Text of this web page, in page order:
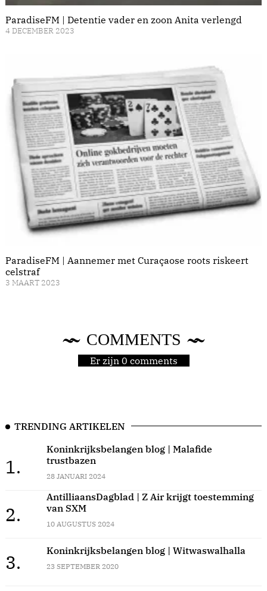
ParadiseFM | Detentie vader en zoon Anita verlengd
4 DECEMBER 2023
ParadiseFM | Aannemer met Curaçaose roots riskeert
celstraf
3 MAART 2023
COMMENTS
Er zijn 0 comments
TRENDING ARTIKELEN
1.
Koninkrijksbelangen blog | Malafide
trustbazen
28 JANUARI 2024
2.
AntilliaansDagblad | Z Air krijgt toestemming
van SXM
10 AUGUSTUS 2024
3.
Koninkrijksbelangen blog | Witwaswalhalla
23 SEPTEMBER 2020